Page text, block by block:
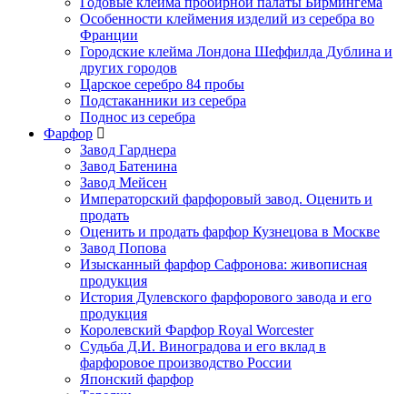
Особенности клеймения изделий из серебра во
Франции
Городские клейма Лондона Шеффилда Дублина и
других городов
Царское серебро 84 пробы
Подстаканники из серебра
Поднос из серебра
Фарфор
Завод Гарднера
Завод Батенина
Завод Мейсен
Императорский фарфоровый завод. Оценить и
продать
Оценить и продать фарфор Кузнецова в Москве
Завод Попова
Изысканный фарфор Сафронова: живописная
продукция
История Дулевского фарфорового завода и его
продукция
Королевский Фарфор Royal Worcester
Судьба Д.И. Виноградова и его вклад в
фарфоровое производство России
Японский фарфор